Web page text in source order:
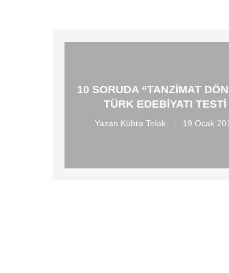
10 SORUDA “TANZIMAT
TÜRK EDEBIYATI TESTI
Yazan Kübra Tolak 19 Ocak